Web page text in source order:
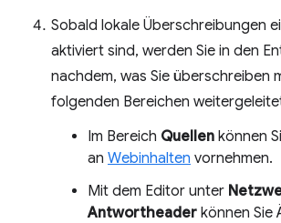
Sobald lokale Überschreibungen
aktiviert sind, werden Sie in den
nachdem, was Sie überschreiben
folgenden Bereichen
Im Bereich Quellen können
an Webinhalten vornehmen.
Mit dem Editor unter
Antwortheader können Sie